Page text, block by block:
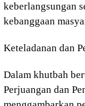
keberlangsungan
kebanggaan
Keteladanan dan
Dalam khutbah
Perjuangan dan